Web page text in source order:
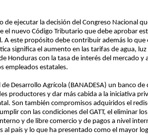
ejecutar la decisión del Congreso Nacional
nuevo Código Tributario que debe aprobar
A este propósito debe contribuir además lo
significa el aumento en las tarifas de agua,
Honduras con la tasa de interés del mercado y
empleados estatales.
Desarrollo Agrícola (BANADESA) un banco
productores y dar más cabida a la iniciativa
Son también compromisos adquiridos el
con las condiciones del GATT, el eliminar
y de libre comercio y de pagos a nivel
país y lo que ha presentado como el mayor